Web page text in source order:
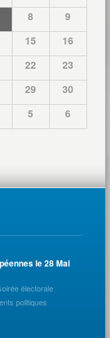
8
9
15
16
22
23
29
30
5 6
le 28 Mai
électorale
politiques